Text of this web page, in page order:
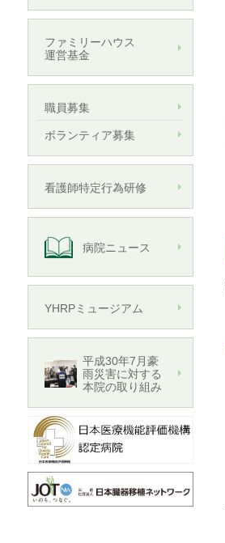
ファミリーハウス
運営基金
職員募集
ボランティア募集
看護師特定行為研修
病院ニュース
YHRPミュージアム
平成30年7月豪
雨災害に対する
本院の取り組み